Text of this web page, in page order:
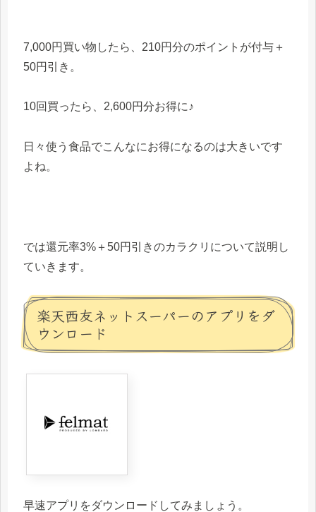
7,000円買い物したら、210円分のポイントが付与＋
50円引き。
10回買ったら、2,600円分お得に♪
日々使う食品でこんなにお得になるのは大きいです
よね。
では還元率3%＋50円引きのカラクリについて説明し
ていきます。
楽天西友ネットスーパーのアプリをダ
ウンロード
早速アプリをダウンロードしてみましょう。